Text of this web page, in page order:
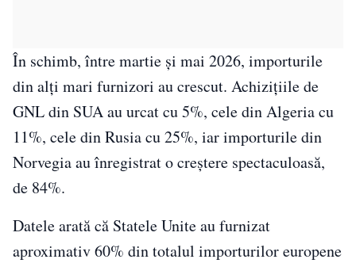
În schimb, între martie și mai 2026, importurile
din alți mari furnizori au crescut. Achizițiile de
GNL din SUA au urcat cu 5%, cele din Algeria cu
11%, cele din Rusia cu 25%, iar importurile din
Norvegia au înregistrat o creștere spectaculoasă,
de 84%.
Datele arată că Statele Unite au furnizat
aproximativ 60% din totalul importurilor europene